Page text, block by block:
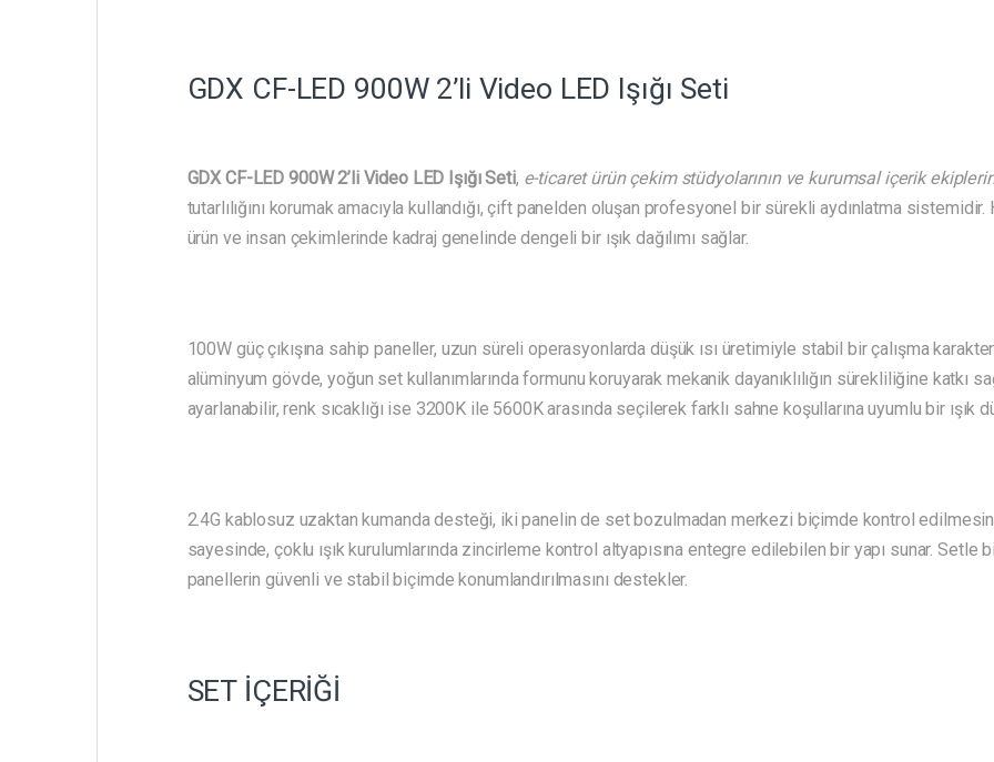
GDX CF-LED 900W 2’li Video LED Işığı Seti
GDX CF-LED 900W 2’li Video LED Işığı Seti, e-ticaret ürün çekim stüdyolarının ve kurumsal içerik
tutarlılığını korumak amacıyla kullandığı, çift panelden oluşan profesyonel bir sürekli aydınlatma
ürün ve insan çekimlerinde kadraj genelinde dengeli bir ışık dağılımı sağlar.
100W güç çıkışına sahip paneller, uzun süreli operasyonlarda düşük ısı üretimiyle stabil bir çalışma
alüminyum gövde, yoğun set kullanımlarında formunu koruyarak mekanik dayanıklılığın sürekliliğine katkı
ayarlanabilir, renk sıcaklığı ise 3200K ile 5600K arasında seçilerek farklı sahne koşullarına uyumlu bir ışık
2.4G kablosuz uzaktan kumanda desteği, iki panelin de set bozulmadan merkezi biçimde kontrol
sayesinde, çoklu ışık kurulumlarında zincirleme kontrol altyapısına entegre edilebilen bir yapı sunar. Setle
panellerin güvenli ve stabil biçimde konumlandırılmasını destekler.
SET İÇERİĞİ